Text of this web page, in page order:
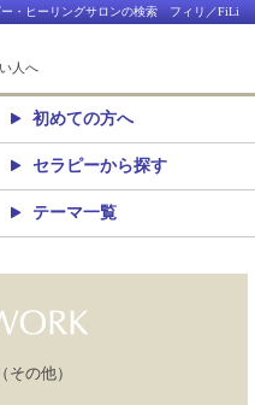
ー・ヒーリングサロンの検索 フィリ／FiLi
人へ
初めての方へ
セラピーから探す
テーマ一覧
の他）